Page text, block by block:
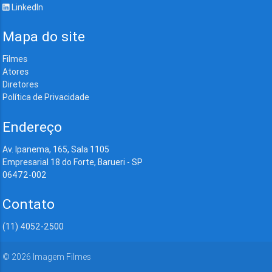
LinkedIn
Mapa do site
Filmes
Atores
Diretores
Política de Privacidade
Endereço
Av. Ipanema, 165, Sala 1105
Empresarial 18 do Forte, Barueri - SP
06472-002
Contato
(11) 4052-2500
© 2026 Imagem Filmes